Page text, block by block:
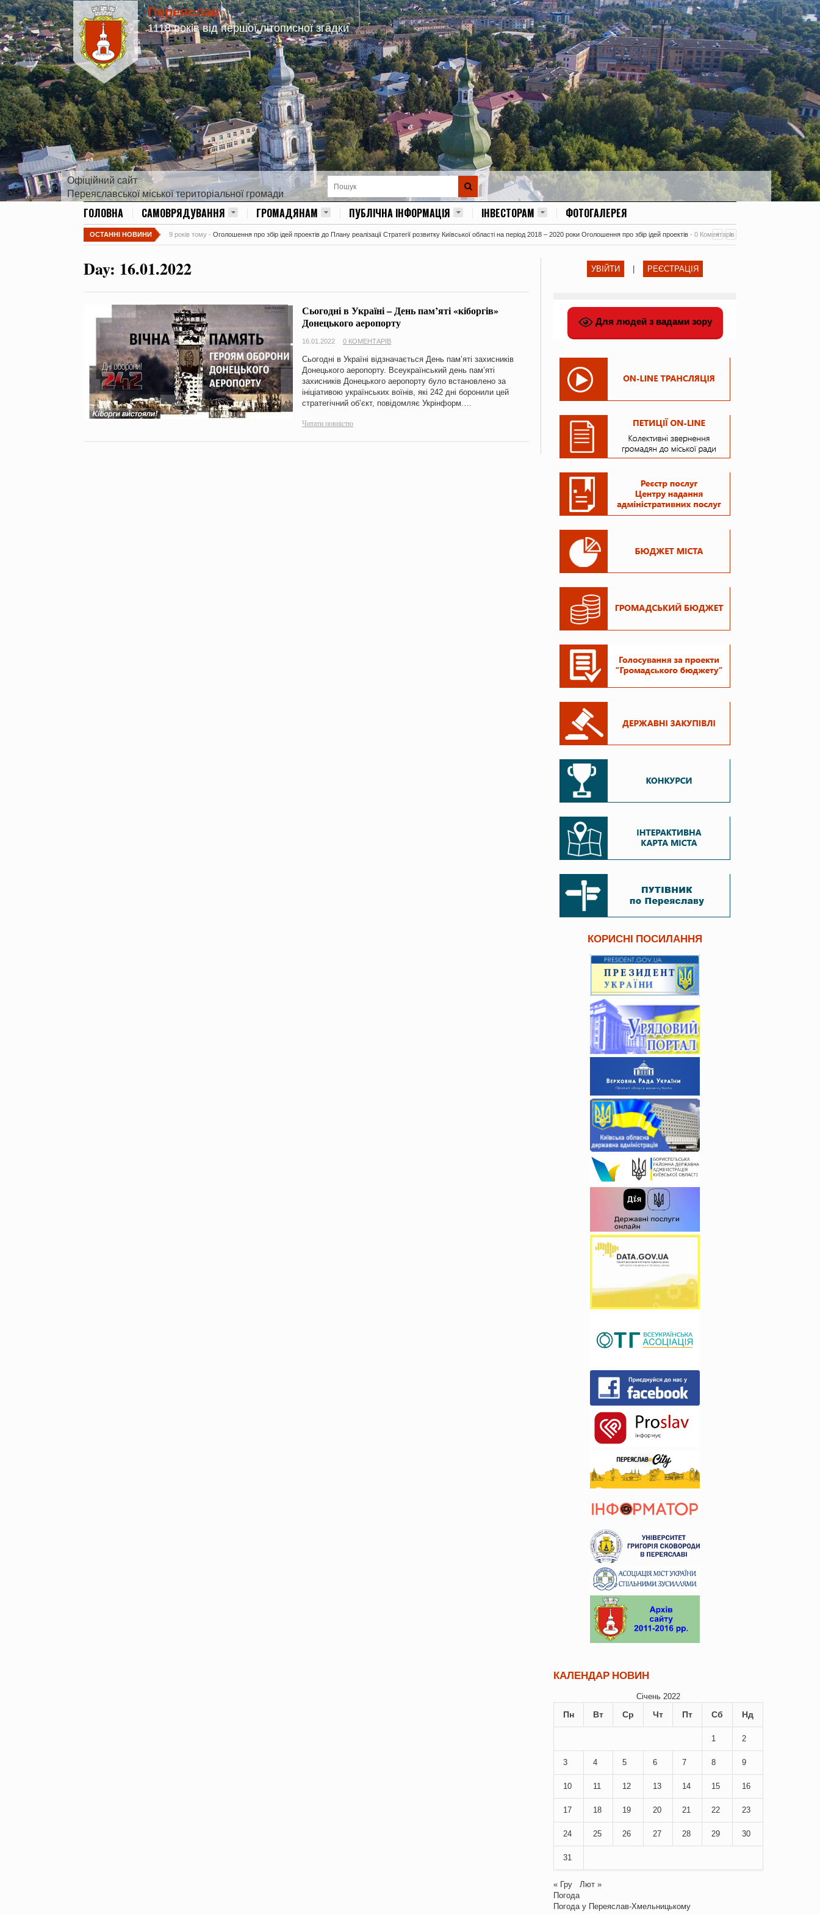
Переяслав
1118 років від першої літописної згадки
Офіційний сайт
Переяславської міської територіальної громади
ГОЛОВНА САМОВРЯДУВАННЯ ГРОМАДЯНАМ ПУБЛІЧНА ІНФОРМАЦІЯ ІНВЕСТОРАМ ФОТОГАЛЕРЕЯ
ОСТАННІ НОВИНИ 9 років тому - Оголошення про збір ідей проектів до Плану реалізації Стратегії розвитку Київської області на період 2018 – 2020 роки Оголошення про збір ідей проектів - 0 Коментарів
Day: 16.01.2022
Сьогодні в Україні – День пам’яті «кіборгів»
Донецького аеропорту
16.01.2022 0 КОМЕНТАРІВ
Сьогодні в Україні відзначається День пам’яті захисників
Донецького аеропорту. Всеукраїнський день пам’яті
захисників Донецького аеропорту було встановлено за
ініціативою українських воїнів, які 242 дні боронили цей
стратегічний об’єкт, повідомляє Укрінформ.…
Читати повністю
УВІЙТИ РЕЄСТРАЦІЯ
Для людей з вадами зору
КОРИСНІ ПОСИЛАННЯ
КАЛЕНДАР НОВИН
Січень 2022
Пн Вт Ср Чт Пт Сб Нд
1 2
3 4 5 6 7 8 9
10 11 12 13 14 15 16
17 18 19 20 21 22 23
24 25 26 27 28 29 30
31
« Гру
Лют »
Погода
Погода у Переяслав-Хмельницькому